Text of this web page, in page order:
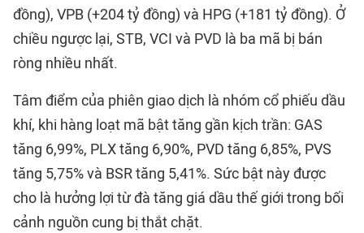
đồng), VPB (+204 tỷ đồng) và HPG (+181 tỷ đồng). Ở
chiều ngược lại, STB, VCI và PVD là ba mã bị bán
ròng nhiều nhất.
Tâm điểm của phiên giao dịch là nhóm cổ phiếu dầu
khí, khi hàng loạt mã bật tăng gần kịch trần: GAS
tăng 6,99%, PLX tăng 6,90%, PVD tăng 6,85%, PVS
tăng 5,75% và BSR tăng 5,41%. Sức bật này được
cho là hưởng lợi từ đà tăng giá dầu thế giới trong bối
cảnh nguồn cung bị thắt chặt.